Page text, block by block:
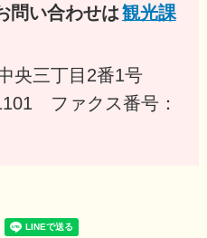
問い合わせは観光課
央三丁目2番1号
ファクス番号：